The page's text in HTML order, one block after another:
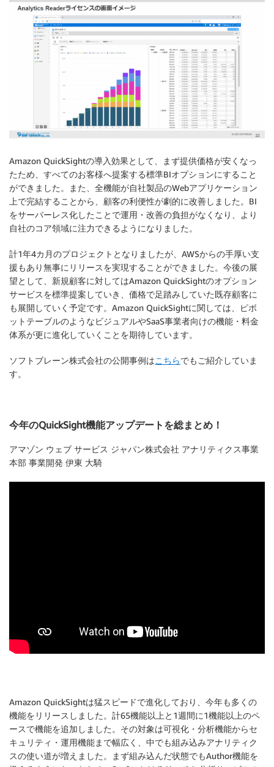
Amazon QuickSightの導入効果として、まず提供価格が安くなっ
たため、すべてのお客様へ提案する標準BIオプションにすること
ができました。また、全機能が自社製品のWebアプリケーション
上で完結することから、顧客の利便性が劇的に改善しました。BI
をサーバーレス化したことで運用・改善の負担がなくなり、より
自社のコア領域に注力できるようになりました。
計1年4カ月のプロジェクトとなりましたが、AWSからの手厚い支
援もあり無事にリリースを実現することができました。今後の展
望として、新規顧客に対してはAmazon QuickSightのオプション
サービスを標準提案していき、価格で足踏みしていた既存顧客に
も展開していく予定です。Amazon QuickSightに関しては、ピボ
ットテーブルのようなビジュアルやSaaS事業者向けの機能・料金
体系が更に進化していくことを期待しています。
ソフトブレーン株式会社の公開事例はこちらでもご紹介していま
す。
今年のQuickSight機能アップデートを総まとめ！
アマゾン ウェブ サービス ジャパン株式会社 アナリティクス事業
本部 事業開発 伊東 大騎
Amazon QuickSightは猛スピードで進化しており、今年も多くの
機能をリリースしました。計65機能以上と1週間に1機能以上のペ
ースで機能を追加しました。その対象は可視化・分析機能からセ
キュリティ・運用機能まで幅広く、中でも組み込みアナリティク
スの使い道が増えました。まず組み込んだ状態でもAuthor機能を